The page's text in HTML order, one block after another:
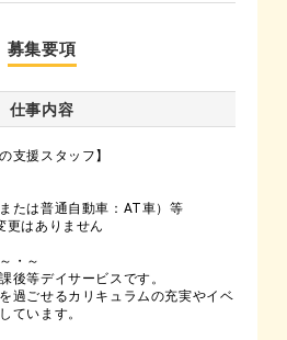
募集要項
仕事内容
支援スタッフ】
たは普通自動車：AT車）等
更はありません
・～
後等デイサービスです。
過ごせるカリキュラムの充実やイベ
ています。